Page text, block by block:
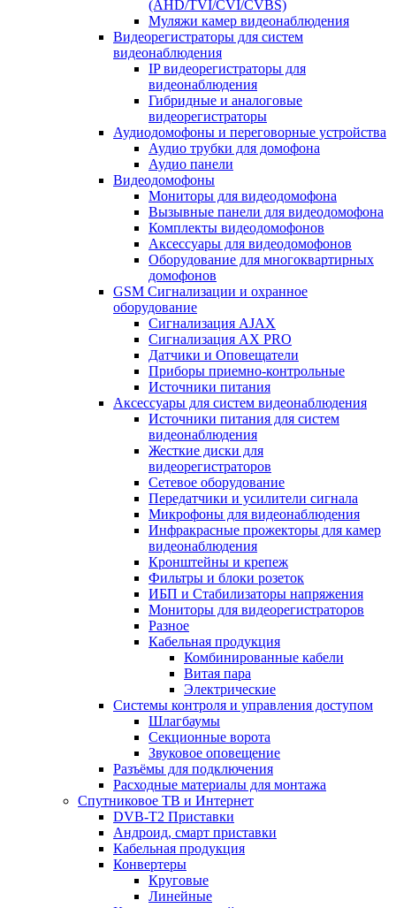
(AHD/TVI/CVI/CVBS)
Муляжи камер видеонаблюдения
Видеорегистраторы для систем
видеонаблюдения
IP видеорегистраторы для
видеонаблюдения
Гибридные и аналоговые
видеорегистраторы
Аудиодомофоны и переговорные устройства
Аудио трубки для домофона
Аудио панели
Видеодомофоны
Мониторы для видеодомофона
Вызывные панели для видеодомофона
Комплекты видеодомофонов
Аксессуары для видеодомофонов
Оборудование для многоквартирных
домофонов
GSM Сигнализации и охранное
оборудование
Сигнализация AJAX
Сигнализация AX PRO
Датчики и Оповещатели
Приборы приемно-контрольные
Источники питания
Аксессуары для систем видеонаблюдения
Источники питания для систем
видеонаблюдения
Жесткие диски для
видеорегистраторов
Сетевое оборудование
Передатчики и усилители сигнала
Микрофоны для видеонаблюдения
Инфракрасные прожекторы для камер
видеонаблюдения
Кронштейны и крепеж
Фильтры и блоки розеток
ИБП и Стабилизаторы напряжения
Мониторы для видеорегистраторов
Разное
Кабельная продукция
Комбинированные кабели
Витая пара
Электрические
Системы контроля и управления доступом
Шлагбаумы
Секционные ворота
Звуковое оповещение
Разъёмы для подключения
Расходные материалы для монтажа
Спутниковое ТВ и Интернет
DVB-Т2 Приставки
Андроид, смарт приставки
Кабельная продукция
Конвертеры
Круговые
Линейные